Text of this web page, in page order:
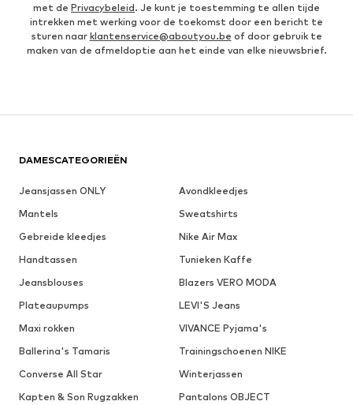
met de Privacybeleid. Je kunt je toestemming te allen tijde
intrekken met werking voor de toekomst door een bericht te
sturen naar klantenservice@aboutyou.be of door gebruik te
maken van de afmeldoptie aan het einde van elke nieuwsbrief.
DAMESCATEGORIEËN
Jeansjassen ONLY
Avondkleedjes
Mantels
Sweatshirts
Gebreide kleedjes
Nike Air Max
Handtassen
Tunieken Kaffe
Jeansblouses
Blazers VERO MODA
Plateaupumps
LEVI'S Jeans
Maxi rokken
VIVANCE Pyjama's
Ballerina's Tamaris
Trainingschoenen NIKE
Converse All Star
Winterjassen
Kapten & Son Rugzakken
Pantalons OBJECT